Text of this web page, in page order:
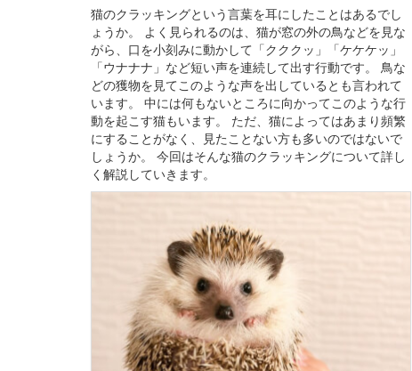
猫のクラッキングという言葉を耳にしたことはあるでし
ょうか。 よく見られるのは、猫が窓の外の鳥などを見な
がら、口を小刻みに動かして「クククッ」「ケケケッ」
「ウナナナ」など短い声を連続して出す行動です。 鳥な
どの獲物を見てこのような声を出しているとも言われて
います。 中には何もないところに向かってこのような行
動を起こす猫もいます。 ただ、猫によってはあまり頻繁
にすることがなく、見たことない方も多いのではないで
しょうか。 今回はそんな猫のクラッキングについて詳し
く解説していきます。